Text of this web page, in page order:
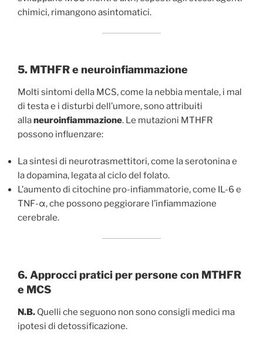
chimici, rimangono asintomatici.
5. MTHFR e neuroinfiammazione
Molti sintomi della MCS, come la nebbia mentale, i mal
di testa e i disturbi dell’umore, sono attribuiti
allaneuroinfiammazione. Le mutazioni MTHFR
possono influenzare:
La sintesi di neurotrasmettitori, come la serotonina e
la dopamina, legata al ciclo del folato.
L’aumento di citochine pro-infiammatorie, come IL-6 e
TNF-α, che possono peggiorare l’infiammazione
cerebrale.
6. Approcci pratici per persone con MTHFR
e MCS
N.B. Quelli che seguono non sono consigli medici ma
ipotesi di detossificazione.